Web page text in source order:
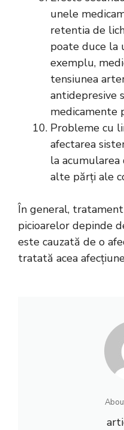
unele
retentia de
poate duce la
exemplu,
tensiunea
antidepresive
medicamente
Probleme cu
afectarea
la acumularea
alte părți ale
În general,
picioarelor depinde
este cauzată de o
tratată acea